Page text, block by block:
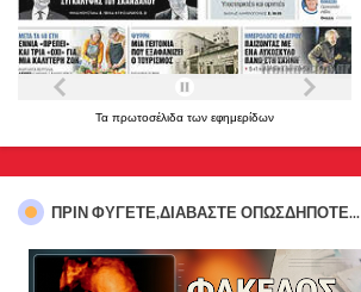
Τα πρωτοσέλιδα των εφημερίδων
ΠΡΊΝ ΦΎΓΕΤΕ,ΔΙΑΒΆΣΤΕ ΟΠΩΣΔΉΠΟΤΕ...